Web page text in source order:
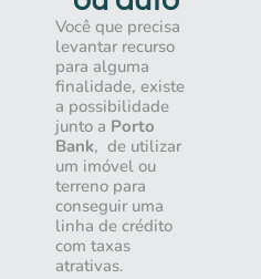
Você que precisa
levantar recurso
para alguma
finalidade, existe
a possibilidade
junto a Porto
Bank, de utilizar
um imóvel ou
terreno para
conseguir uma
linha de crédito
com taxas
atrativas.